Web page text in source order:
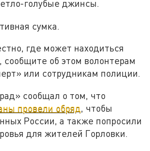
голубые джинсы.
сумка.
где может находиться
сообщите об этом волонтерам
или сотрудникам полиции.
сообщал о том, что
провели обряд, чтобы
России, а также попросили
для жителей Горловки.